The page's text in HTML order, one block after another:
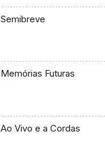
Semibreve
Memórias Futuras
Ao Vivo e a Cordas